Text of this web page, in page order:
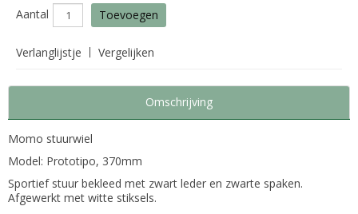
Aantal Toevoegen
Verlanglijstje Vergelijken
Omschrijving
Momo stuurwiel
Model: Prototipo, 370mm
Sportief stuur bekleed met zwart leder en zwarte spaken.
Afgewerkt met witte stiksels.